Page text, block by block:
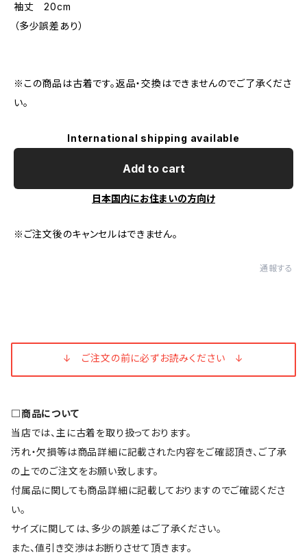
袖丈 20cm
（多少誤差あり）
※この商品は古着です。返品・交換はできませんのでご了承くださ
い。
International shipping available
Add to cart
日本国内にお住まいの方向け
※ご注文後のキャンセルはできません。
通報する
↓ ご注文の前に必ずお読みください ↓
□商品について
当店では、主に古着を取り扱っております。
汚れ・欠損等は商品詳細に記載された内容をご確認頂き、ご了承
の上でのご注文をお願い致します。
付属品に関しても商品詳細に記載しておりますのでご確認くださ
い。
サイズに関しては、多少の誤差はご了承ください。
また、値引き交渉はお断りさせて頂きます。